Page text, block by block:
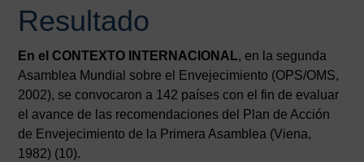
Resultado
En el CONTEXTO INTERNACIONAL, en la segunda
Asamblea Mundial sobre el Envejecimiento (OPS/OMS,
2002), se convocaron a 142 países con el fin de evaluar
el avance de las recomendaciones del Plan de Acción
de Envejecimiento de la Primera Asamblea (Viena,
1982) (10).